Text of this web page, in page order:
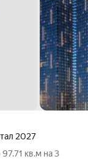
2027
кв.м на 3